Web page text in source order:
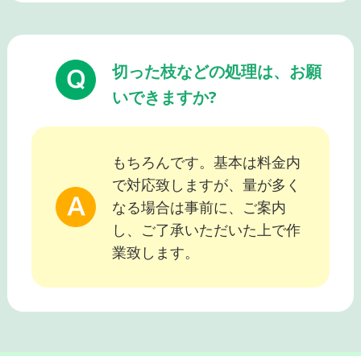
切った枝などの処理は、お願
いできますか?
もちろんです。基本は料金内
で対応致しますが、量が多く
なる場合は事前に、ご案内
し、ご了承いただいた上で作
業致します。